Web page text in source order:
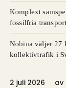
Komplext
fossilfria
Nobina väljer 27
kollektivtrafik i
2 juli 2026 av